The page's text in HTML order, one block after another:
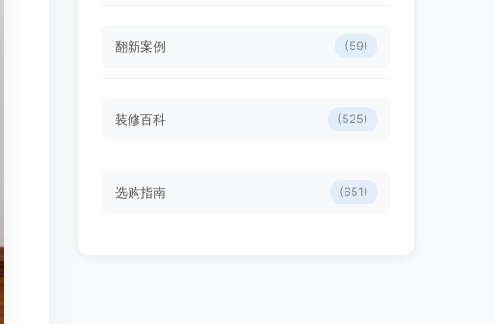
翻新案例 (59)
装修百科 (525)
选购指南 (651)